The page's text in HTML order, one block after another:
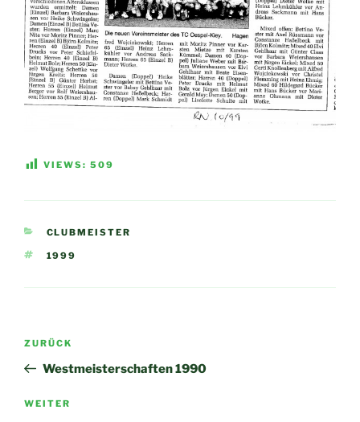
VIEWS: 509
KATEGORIEN
CLUBMEISTER
SCHLAGWÖRTER
1999
Beitragsnavigation
Vorheriger
Beitrag
ZURÜCK
Westmeisterschaften 1990
Nächster
WEITER